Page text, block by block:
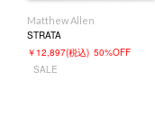
Matthew Allen
STRATA
￥12,897(税込) 50%OFF
SALE